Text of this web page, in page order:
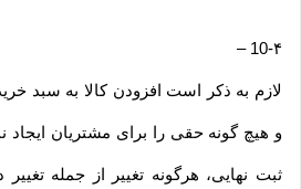
10-۴ –
لازم به ذکر است افزودن کالا به سبد
و هیچ گونه حقی را برای مشتریان ایجاد
ثبت نهایی، هرگونه تغییر از جمله